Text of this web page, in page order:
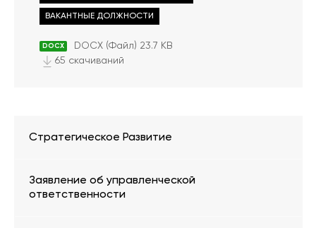
DOCX DOCX (Файл) 23.7 KB
ВАКАНТНЫЕ ДОЛЖНОСТИ
65 скачиваний
Стратегическое Развитие
Заявление об управленческой
ответственности